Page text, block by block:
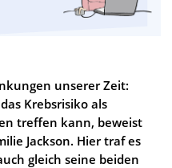
unserer Zeit:
Krebsrisiko als
treffen kann, beweist
Jackson. Hier traf es
gleich seine beiden